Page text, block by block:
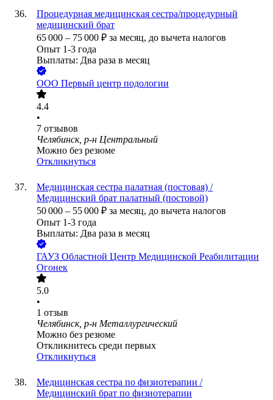
Процедурная медицинская сестра/процедурный
медицинский брат
65 000 – 75 000 ₽ за месяц, до вычета налогов
Опыт 1-3 года
Выплаты: Два раза в месяц
ООО Первый центр подологии
4.4
•
7 отзывов
Челябинск, р-н Центральный
Можно без резюме
Откликнуться
Медицинская сестра палатная (постовая) /
Медицинский брат палатный (постовой)
50 000 – 55 000 ₽ за месяц, до вычета налогов
Опыт 1-3 года
Выплаты: Два раза в месяц
ГАУЗ Областной Центр Медицинской Реабилитации
Огонек
5.0
•
1 отзыв
Челябинск, р-н Металлургический
Можно без резюме
Откликнитесь среди первых
Откликнуться
Медицинская сестра по физиотерапии /
Медицинский брат по физиотерапии